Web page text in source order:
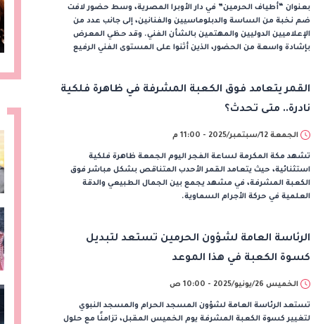
بعنوان “أطياف الحرمين” في دار الأوبرا المصرية، وسط حضور لافت
ضم نخبة من الساسة والدبلوماسيين والفنانين، إلى جانب عدد من
الإعلاميين الدوليين والمهتمين بالشأن الفني. وقد حظي المعرض
بإشادة واسعة من الحضور، الذين أثنوا على المستوى الفني الرفيع
القمر يتعامد فوق الكعبة المشرفة في ظاهرة فلكية
نادرة.. متى تحدث؟
الجمعة 12/سبتمبر/2025 - 11:00 م
تشهد مكة المكرمة لساعة الفجر اليوم الجمعة ظاهرة فلكية
استثنائية، حيث يتعامد القمر الأحدب المتناقص بشكل مباشر فوق
الكعبة المشرفة، في مشهد يجمع بين الجمال الطبيعي والدقة
العلمية في حركة الأجرام السماوية.
الرئاسة العامة لشؤون الحرمين تستعد لتبديل
كسوة الكعبة في هذا الموعد
الخميس 26/يونيو/2025 - 10:00 ص
تستعد الرئاسة العامة لشؤون المسجد الحرام والمسجد النبوي
لتغيير كسوة الكعبة المشرفة يوم الخميس المقبل، تزامنًا مع حلول